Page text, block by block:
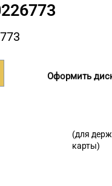
Оформить
(для
карты)